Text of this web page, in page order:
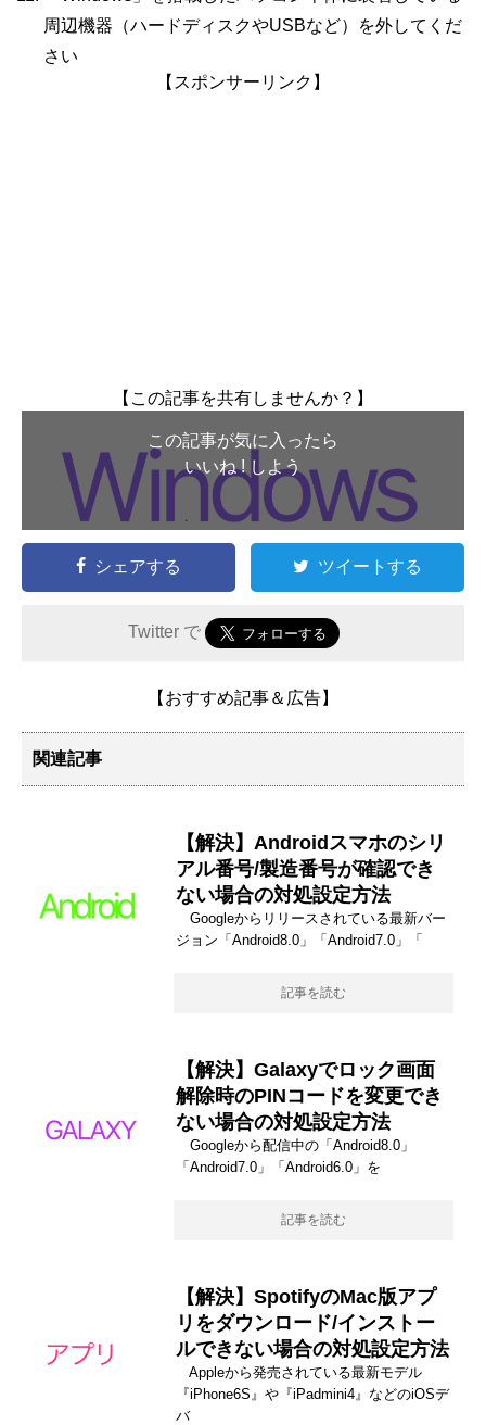
周辺機器（ハードディスクやUSBなど）を外してくだ
さい
【スポンサーリンク】
【この記事を共有しませんか？】
この記事が気に入ったら
いいね ! しよう
シェアする ツイートする
Twitter で
【おすすめ記事＆広告】
関連記事
【解決】Androidスマホのシリ
アル番号/製造番号が確認でき
ない場合の対処設定方法
Googleからリリースされている最新バー
ジョン「Android8.0」「Android7.0」「
記事を読む
【解決】Galaxyでロック画面
解除時のPINコードを変更でき
ない場合の対処設定方法
Googleから配信中の「Android8.0」
「Android7.0」「Android6.0」を
記事を読む
【解決】SpotifyのMac版アプ
リをダウンロード/インストー
ルできない場合の対処設定方法
Appleから発売されている最新モデル
『iPhone6S』や『iPadmini4』などのiOSデ
バ